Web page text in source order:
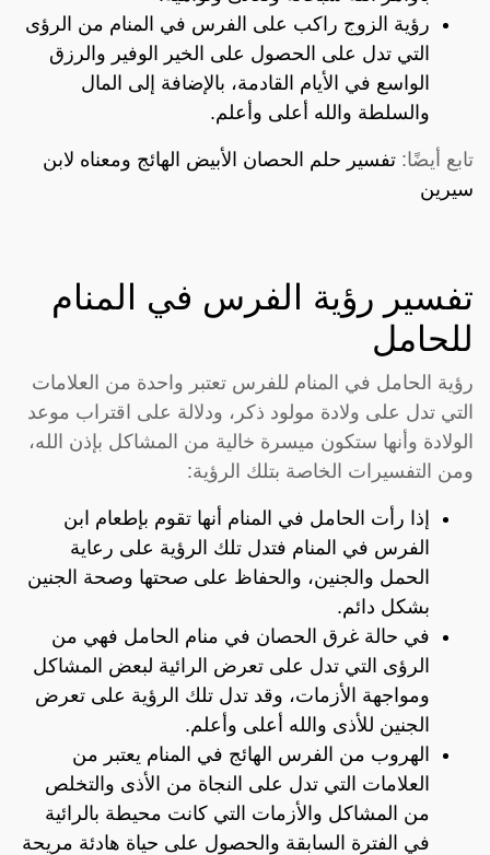
رؤية الزوج راكب على الفرس في المنام من الرؤى
التي تدل على الحصول على الخير الوفير والرزق
الواسع في الأيام القادمة، بالإضافة إلى المال
والسلطة والله أعلى وأعلم.
تابع أيضًا: تفسير حلم الحصان الأبيض الهائج ومعناه لابن
سيرين
تفسير رؤية الفرس في المنام
للحامل
رؤية الحامل في المنام للفرس تعتبر واحدة من العلامات
التي تدل على ولادة مولود ذكر، ودلالة على اقتراب موعد
الولادة وأنها ستكون ميسرة خالية من المشاكل بإذن الله،
ومن التفسيرات الخاصة بتلك الرؤية:
إذا رأت الحامل في المنام أنها تقوم بإطعام ابن
الفرس في المنام فتدل تلك الرؤية على رعاية
الحمل والجنين، والحفاظ على صحتها وصحة الجنين
بشكل دائم.
في حالة غرق الحصان في منام الحامل فهي من
الرؤى التي تدل على تعرض الرائية لبعض المشاكل
ومواجهة الأزمات، وقد تدل تلك الرؤية على تعرض
الجنين للأذى والله أعلى وأعلم.
الهروب من الفرس الهائج في المنام يعتبر من
العلامات التي تدل على النجاة من الأذى والتخلص
من المشاكل والأزمات التي كانت محيطة بالرائية
في الفترة السابقة والحصول على حياة هادئة مريحة